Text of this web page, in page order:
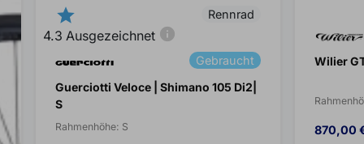
star
4.3 Ausgezeichnet info
Rennrad
Gebraucht
Guerciotti Veloce | Shimano 105 Di2|
S
Rahmenhöhe: S
Wilier
Preis
870,00